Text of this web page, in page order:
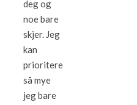
deg og
noe bare
skjer. Jeg
kan
prioritere
så mye
jeg bare